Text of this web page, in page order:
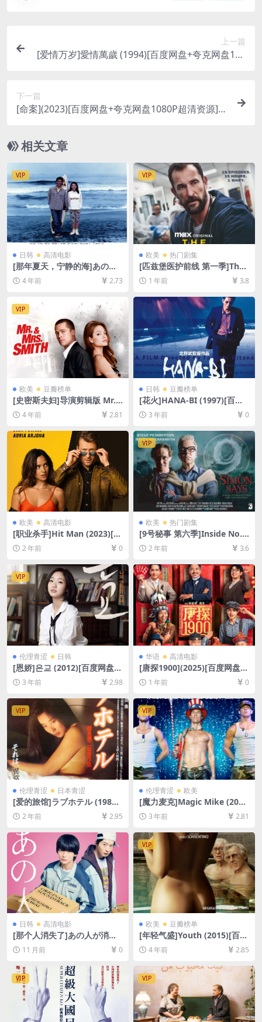
上一篇
[爱情万岁]愛情萬歲 (1994)[百度网盘+夸克网盘108
下一篇
[命案](2023)[百度网盘+夸克网盘1080P超清资源]
相关文章
VIP
日韩 高清电影
[那年夏天，宁静的海]あの
夏、いちばん静かな海。 (199
1)[百度网盘+迅雷云盘资源10
[日语中字]
4 年前 2.73
VIP
欧美 热门剧集
[匹兹堡医护前线 第一季]The
Pitt Season 1 (2025)[百度网
盘+夸克网盘4K超清未删减资
源][网盘在线播放/下载][MP4/
42GB][中英字幕]
1 年前 3.8
VIP
欧美 豆瓣榜单
[史密斯夫妇]导演剪辑版 Mr.
& Mrs. Smith (2005)[百度网
盘+迅雷云盘资源1080P超清
4 年前 2.81
日韩 豆瓣榜单
[花火]HANA-BI (1997)[百度
网盘+夸克网盘1080P超清未
删减资源][网盘在线播放/下
3 年前 0
欧美 高清电影
[职业杀手]Hit Man (2023)[百
度网盘+夸克网盘1080P超清
未删减资源][网盘在线播放/下
载][MP4/7.2GB][中英字幕]
2 年前 0
VIP
欧美 热门剧集
[9号秘事 第六季]Inside No. 9
Season 6 (2021)[百度网盘
+夸克网盘1080P超清未删减
资源][网盘在线播放/下载][MP
4/5.9GB][中英字幕]
2 年前 3.6
VIP
伦理青涩 日韩
[恩娇]은교 (2012)[百度网盘
+迅雷云盘资源1080P超清未
删减][MP4/8GB][韩语中字]
3 年前 2.98
华语 高清电影
[唐探1900](2025)[百度网盘
+夸克网盘4K超清未删减资源]
[网盘在线播放/下载][MP4/27
GB][中文字幕]
1 年前 0
VIP
伦理青涩 日本青涩
[爱的旅馆]ラブホテル (1985)
[百度网盘+夸克网盘1080P超
清未删减资源][网盘资源下载]
平板无法在线播放，请使用电
脑下载防和谐压缩包（含解压
密码）】
2 年前 2.95
VIP
伦理青涩 欧美
[魔力麦克]Magic Mike (201
2)[百度网盘+夸克网盘1080P
超清未删减资源][网盘在线播
幕]
3 年前 2.81
日韩 高清电影
[那个人消失了]あの人が消え
た (2024)[百度网盘+夸克网盘
1080P超清未删减资源][网盘
在线播放/下载][MP4/6.7GB]
[中文字幕]
11 月前 0
VIP
欧美 豆瓣榜单
[年轻气盛]Youth (2015)[百度
网盘+迅雷云盘资源1080P超
清未删减][MP4/7.8GB][中英
字幕]
4 年前 2.85
VIP VIP